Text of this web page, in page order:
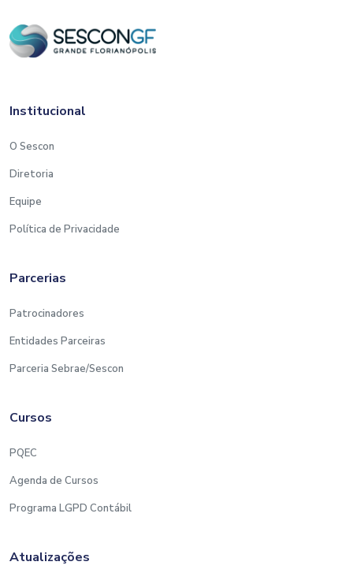
Institucional
O Sescon
Diretoria
Equipe
Política de Privacidade
Parcerias
Patrocinadores
Entidades Parceiras
Parceria Sebrae/Sescon
Cursos
PQEC
Agenda de Cursos
Programa LGPD Contábil
Atualizações